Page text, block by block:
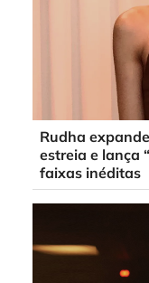
Rudha
estreia e lança
faixas inéditas